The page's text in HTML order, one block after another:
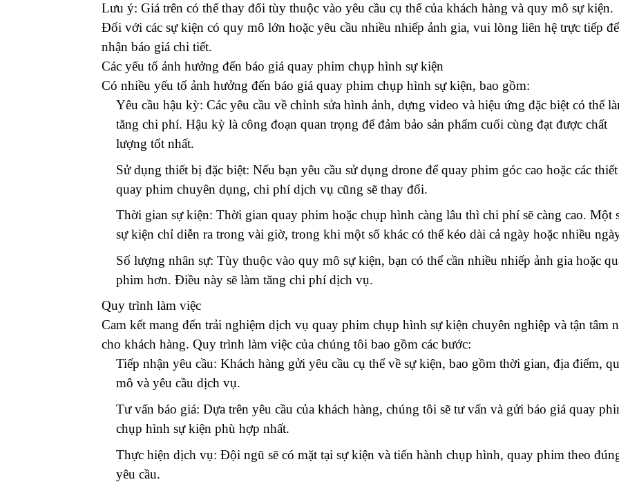
Lưu ý: Giá trên có thể thay đổi tùy thuộc vào yêu cầu cụ thể của khách hàng và quy mô sự kiện.
Đối với các sự kiện có quy mô lớn hoặc yêu cầu nhiều nhiếp ảnh gia, vui lòng liên hệ trực tiếp để
nhận báo giá chi tiết.
Các yếu tố ảnh hưởng đến báo giá quay phim chụp hình sự kiện
Có nhiều yếu tố ảnh hưởng đến báo giá quay phim chụp hình sự kiện, bao gồm:
Yêu cầu hậu kỳ: Các yêu cầu về chỉnh sửa hình ảnh, dựng video và hiệu ứng đặc biệt có thể
tăng chi phí. Hậu kỳ là công đoạn quan trọng để đảm bảo sản phẩm cuối cùng đạt được chất
lượng tốt nhất.
Sử dụng thiết bị đặc biệt: Nếu bạn yêu cầu sử dụng drone để quay phim góc cao hoặc các
quay phim chuyên dụng, chi phí dịch vụ cũng sẽ thay đổi.
Thời gian sự kiện: Thời gian quay phim hoặc chụp hình càng lâu thì chi phí sẽ càng cao. Một
sự kiện chỉ diễn ra trong vài giờ, trong khi một số khác có thể kéo dài cả ngày hoặc nhiều
Số lượng nhân sự: Tùy thuộc vào quy mô sự kiện, bạn có thể cần nhiều nhiếp ảnh gia hoặc
phim hơn. Điều này sẽ làm tăng chi phí dịch vụ.
Quy trình làm việc
Cam kết mang đến trải nghiệm dịch vụ quay phim chụp hình sự kiện chuyên nghiệp và tận tâm
cho khách hàng. Quy trình làm việc của chúng tôi bao gồm các bước:
Tiếp nhận yêu cầu: Khách hàng gửi yêu cầu cụ thể về sự kiện, bao gồm thời gian, địa điểm,
mô và yêu cầu dịch vụ.
Tư vấn báo giá: Dựa trên yêu cầu của khách hàng, chúng tôi sẽ tư vấn và gửi báo giá quay
chụp hình sự kiện phù hợp nhất.
Thực hiện dịch vụ: Đội ngũ sẽ có mặt tại sự kiện và tiến hành chụp hình, quay phim theo
yêu cầu.